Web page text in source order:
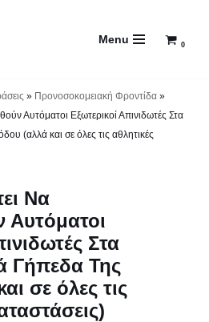
Menu 0
» Προνοσοκομειακή Φροντίδα »
Αυτόματοι Εξωτερικοί Απινιδωτές Στα
(αλλά και σε όλες τις αθλητικές
Να
Αυτόματοι
Στα
Γήπεδα Της
σε όλες τις